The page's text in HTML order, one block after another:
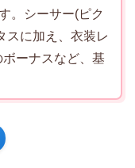
。シーサー(ピク
スに加え、衣装レ
ーナスなど、基